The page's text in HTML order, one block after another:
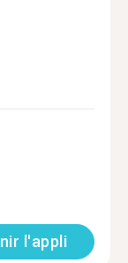
l'appli